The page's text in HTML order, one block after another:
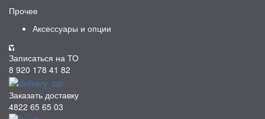
Прочее
Аксессуары и опции
Записаться на ТО
8 920 178 41 82
Заказать доставку
4822 65 65 03